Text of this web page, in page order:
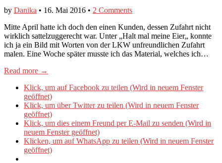
by Danika • 16. Mai 2016 • 2 Comments
Mitte April hatte ich doch den einen Kunden, dessen Zufahrt nicht
wirklich sattelzuggerecht war. Unter „Halt mal meine Eier„ konnte
ich ja ein Bild mit Worten von der LKW unfreundlichen Zufahrt
malen. Eine Woche später musste ich das Material, welches ich…
Read more →
Klick, um auf Facebook zu teilen (Wird in neuem Fenster
geöffnet)
Klick, um über Twitter zu teilen (Wird in neuem Fenster
geöffnet)
Klick, um dies einem Freund per E-Mail zu senden (Wird in
neuem Fenster geöffnet)
Klicken, um auf WhatsApp zu teilen (Wird in neuem Fenster
geöffnet)